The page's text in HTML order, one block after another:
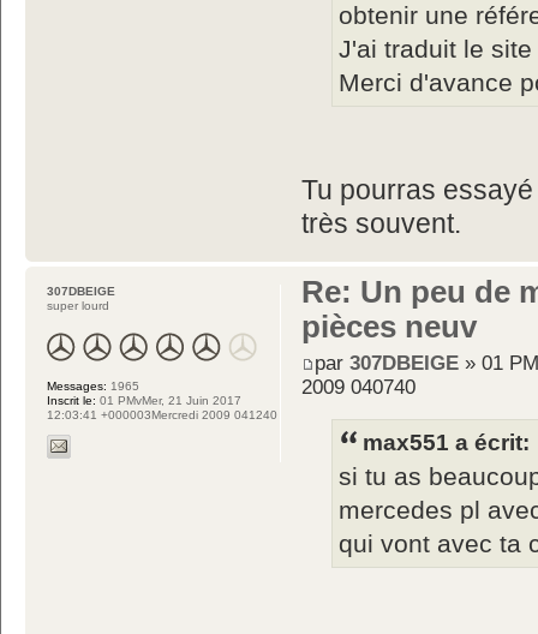
obtenir une
J'ai traduit le
Merci d'avance
Tu pourras
très souvent.
Re: Un peu de
pièces neuv
par307DBEIGE » 01
2009 040740
max551 a écrit:
si tu as
mercedes pl
qui vont avec ta
307DBEIGE
super lourd
Messages: 1965
Inscrit le: 01 PMvMer, 21 Juin 2017
12:03:41 +000003Mercredi 2009 041240